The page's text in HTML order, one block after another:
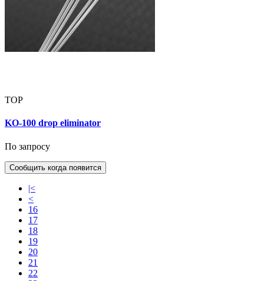
TOP
KO-100 drop eliminator
По запросу
Сообщить когда появится
|<
<
16
17
18
19
20
21
22